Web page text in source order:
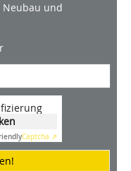
Neubau und
Captcha ⇗